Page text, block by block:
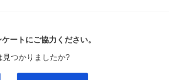
ートにご協力ください。
見つかりましたか?